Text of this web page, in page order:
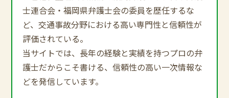
士連合会・福岡県弁護士会の委員を歴任するな
ど、交通事故分野における高い専門性と信頼性が
評価されている。
当サイトでは、長年の経験と実績を持つプロの弁
護士だからこそ書ける、信頼性の高い一次情報な
どを発信しています。